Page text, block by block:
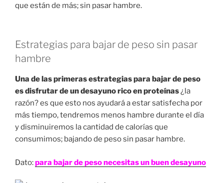
que están de más; sin pasar hambre.
Estrategias para bajar de peso sin pasar
hambre
Una de las primeras estrategias para bajar de peso
es disfrutar de un desayuno rico enproteínas¿la
razón? es que esto nos ayudará a estar satisfecha por
más tiempo, tendremos menos hambre durante el día
y disminuiremos la cantidad de calorías que
consumimos; bajando de peso sin pasar hambre.
Dato:para bajar de peso necesitas un buen desayuno